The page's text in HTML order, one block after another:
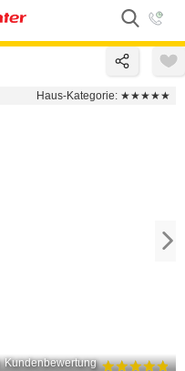
Haus-Kategorie: ★★★★★
Kundenbewertung